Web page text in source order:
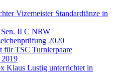
Vizemeister Standardtänze in
II C NRW
2020
für TSC Turnierpaare
2019
Klaus Lustig unterrichtet in